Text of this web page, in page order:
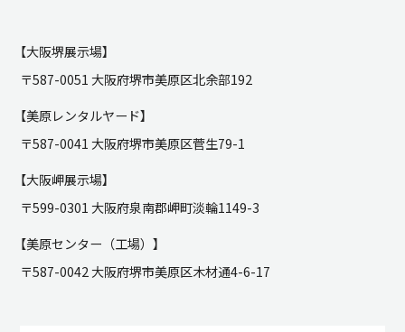
【大阪堺展示場】
〒587-0051 大阪府堺市美原区北余部192
【美原レンタルヤード】
〒587-0041 大阪府堺市美原区菅生79-1
【大阪岬展示場】
〒599-0301 大阪府泉南郡岬町淡輪1149-3
【美原センター（工場）】
〒587-0042 大阪府堺市美原区木材通4-6-17